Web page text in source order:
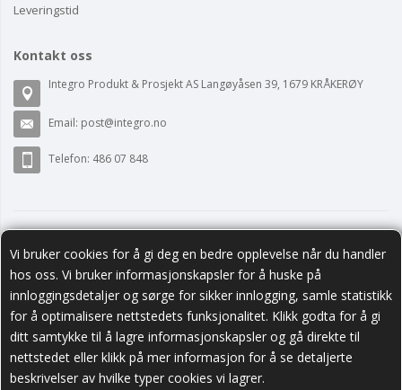
Vi bruker cookies for å gi deg en bedre opplevelse når du handler
hos oss. Vi bruker informasjonskapsler for å huske på
innloggingsdetaljer og sørge for sikker innlogging, samle statistikk
for å optimalisere nettstedets funksjonalitet. Klikk godta for å gi
ditt samtykke til å lagre informasjonskapsler og gå direkte til
nettstedet eller klikk på mer informasjon for å se detaljerte
beskrivelser av hvilke typer cookies vi lagrer.
Leveringstid
Kontakt oss
Integro Produkt & Prosjekt AS Langøyåsen 39, 1679 KRÅKERØY
Email: post@integro.no
Telefon: 486 07 848
Følg oss